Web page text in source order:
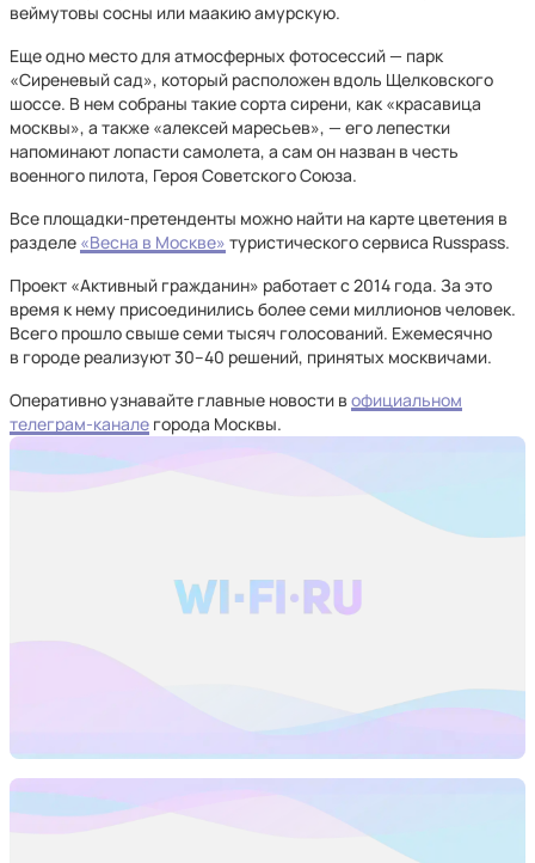
веймутовы сосны или маакию амурскую.
Еще одно место для атмосферных фотосессий — парк
«Сиреневый сад», который расположен вдоль Щелковского
шоссе. В нем собраны такие сорта сирени, как «красавица
москвы», а также «алексей маресьев», — его лепестки
напоминают лопасти самолета, а сам он назван в честь
военного пилота, Героя Советского Союза.
Все площадки-претенденты можно найти на карте цветения в
разделе «Весна в Москве» туристического сервиса Russpass.
Проект «Активный гражданин» работает с 2014 года. За это
время к нему присоединились более семи миллионов человек.
Всего прошло свыше семи тысяч голосований. Ежемесячно
в городе реализуют 30–40 решений, принятых москвичами.
Оперативно узнавайте главные новости в официальном
телеграм-канале города Москвы.